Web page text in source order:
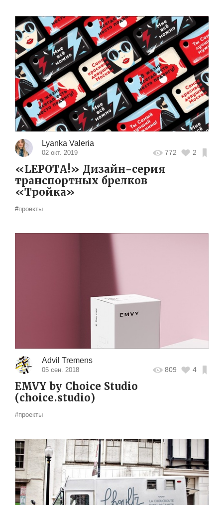
Lyanka Valeria
02 окт. 2019 772 2
«LEPOTA!» Дизайн-серия
транспортных брелков
«Тройка»
#проекты
Advil Tremens
05 сен. 2018 809 4
EMVY by Choice Studio
(choice.studio)
#проекты